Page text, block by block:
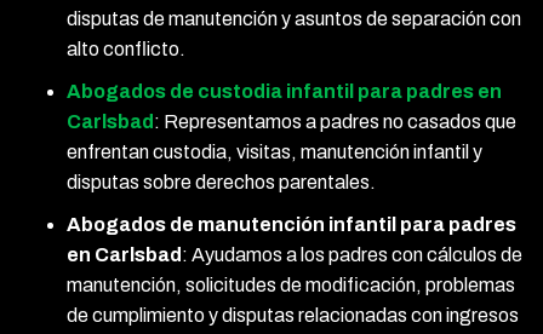
disputas de manutención y asuntos de separación con
alto conflicto.
Abogados de custodia infantil para padres en
Carlsbad : Representamos a padres no casados que
enfrentan custodia, visitas, manutención infantil y
disputas sobre derechos parentales.
Abogados de manutención infantil para padres
en Carlsbad : Ayudamos a los padres con cálculos de
manutención, solicitudes de modificación, problemas
de cumplimiento y disputas relacionadas con ingresos